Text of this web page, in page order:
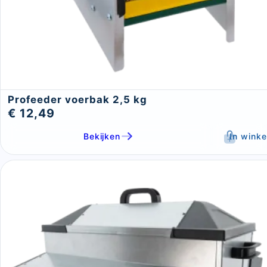
Profeeder voerbak 2,5 kg
€ 12,49
Bekijken In